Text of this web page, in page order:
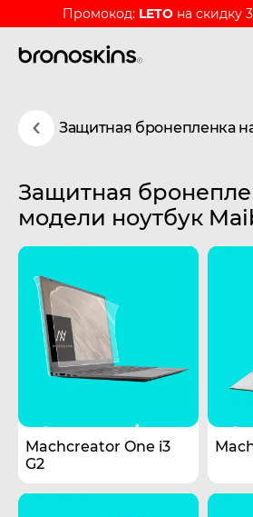
Промокод: LETO на скидку
Защитная
модели ноутбук
Machcreator One i3
G2